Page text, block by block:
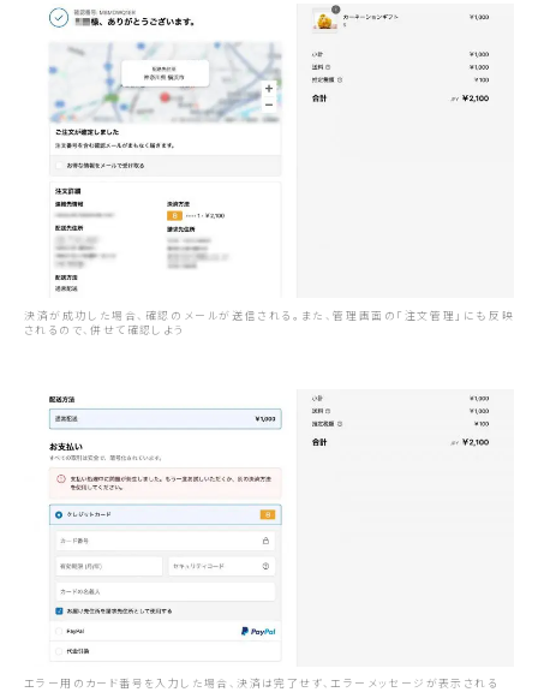
決済が成功した場合、確認のメールが送信される。また、管理画面の「注文管理」にも反映
されるので、併せて確認しよう
エラー用のカード番号を入力した場合、決済は完了せず、エラーメッセージが表示される